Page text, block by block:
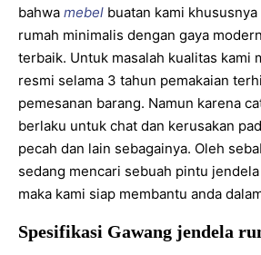
bahwamebel buatan kami
rumah minimalis dengan gaya
terbaik. Untuk masalah kualitas kami
resmi selama 3 tahun pemakaian
pemesanan barang. Namun karena
berlaku untuk chat dan kerusakan
pecah dan lain sebagainya. Oleh
sedang mencari sebuah pintu
maka kami siap membantu anda
Spesifikasi Gawang jendela